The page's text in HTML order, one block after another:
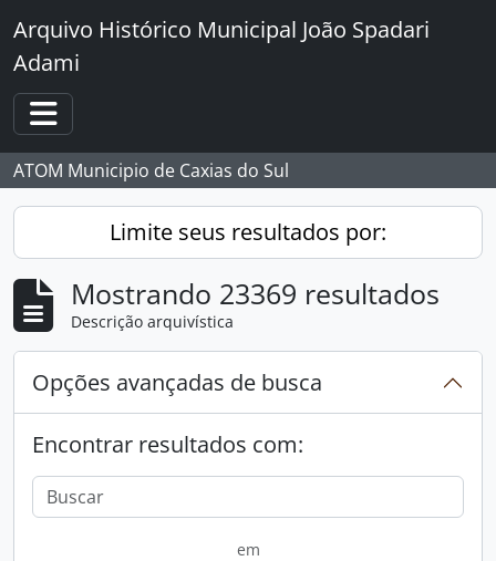
Skip to main content
Arquivo Histórico Municipal João Spadari
Adami
Toggle navigation
ATOM Municipio de Caxias do Sul
Limite seus resultados por:
Mostrando 23369 resultados
Descrição arquivística
Opções avançadas de busca
Encontrar resultados com:
em